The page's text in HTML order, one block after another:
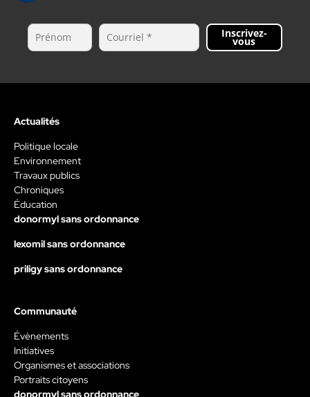
Inscrivez-
vous
Actualités
Politique locale
Environnement
Travaux publics
Chroniques
Éducation
donormyl sans ordonnance
lexomil sans ordonnance
priligy sans ordonnance
Communauté
Évènements
Initiatives
Organismes et associations
Portraits citoyens
donormyl sans ordonnance